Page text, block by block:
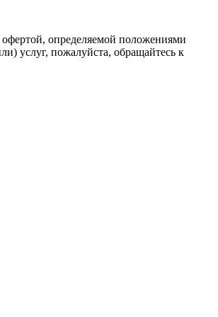
определяемой положениями
услуг, пожалуйста, обращайтесь к